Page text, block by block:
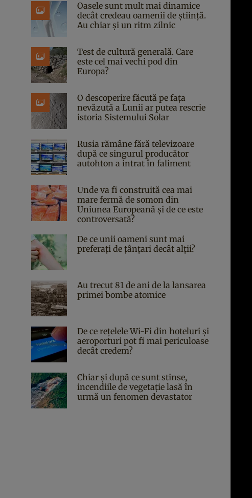
Oasele sunt mult mai dinamice
decât credeau oamenii de știință.
Au chiar și un ritm zilnic
Test de cultură generală. Care
este cel mai vechi pod din
Europa?
O descoperire făcută pe fața
nevăzută a Lunii ar putea rescrie
istoria Sistemului Solar
Rusia rămâne fără televizoare
după ce singurul producător
autohton a intrat în faliment
Unde va fi construită cea mai
mare fermă de somon din
Uniunea Europeană și de ce este
controversată?
De ce unii oameni sunt mai
preferați de țânțari decât alții?
Au trecut 81 de ani de la lansarea
primei bombe atomice
De ce rețelele Wi-Fi din hoteluri și
aeroporturi pot fi mai periculoase
decât credem?
Chiar și după ce sunt stinse,
incendiile de vegetație lasă în
urmă un fenomen devastator